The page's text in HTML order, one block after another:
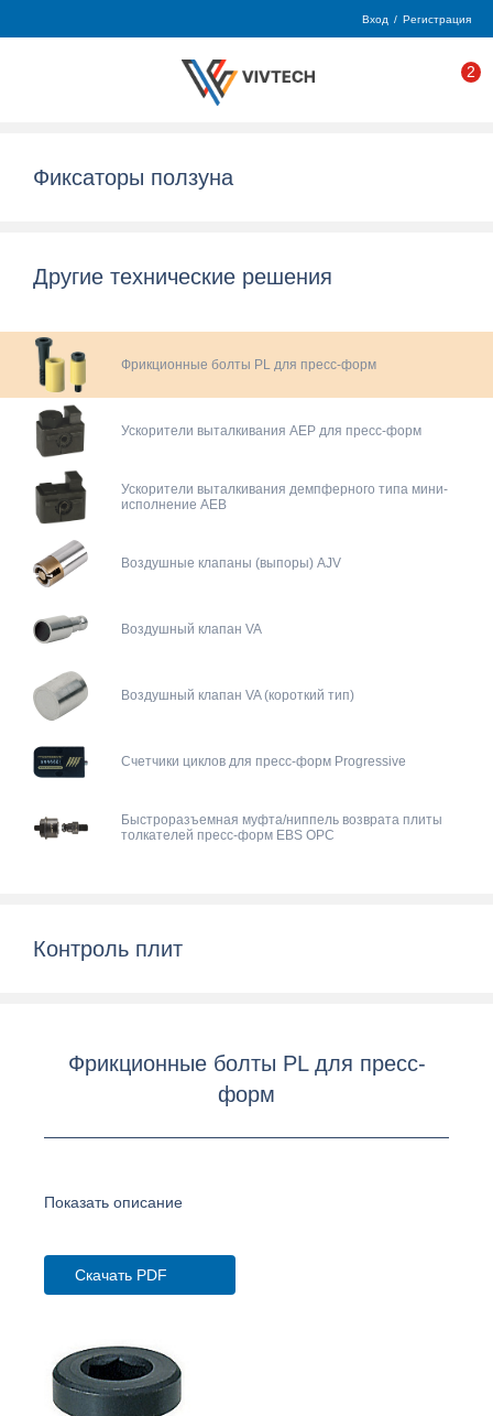
Вход / Регистрация
2
Фиксаторы ползуна
Другие технические решения
Фрикционные болты PL для пресс-форм
Ускорители выталкивания AEP для пресс-форм
Ускорители выталкивания демпферного типа мини-
исполнение AEB
Воздушные клапаны (выпоры) AJV
Воздушный клапан VA
Воздушный клапан VA (короткий тип)
Счетчики циклов для пресс-форм Progressive
Быстроразъемная муфта/ниппель возврата плиты
толкателей пресс-форм EBS OPC
Контроль плит
Фрикционные болты PL для пресс-
форм
Показать описание
Скачать PDF